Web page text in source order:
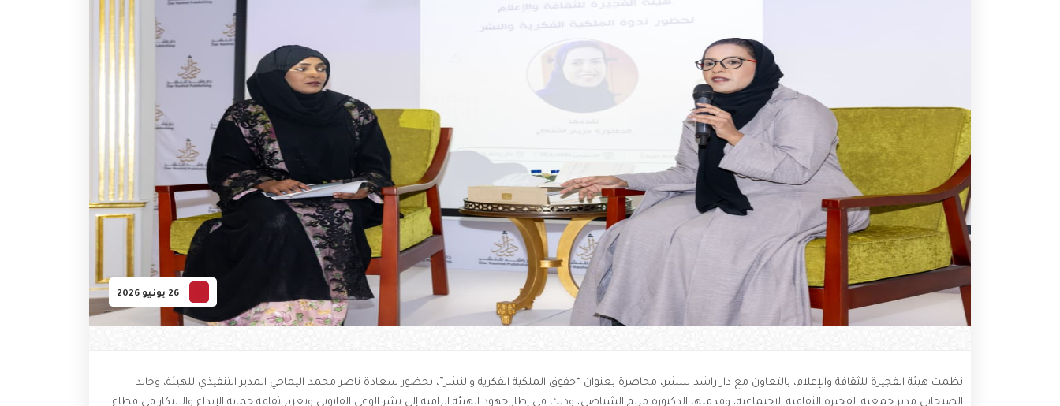
نظمت هيئة الفجيرة للثقافة والإعلام، بالتعاون مع دار راشد للنشر، محاضرة بعنوان “حقوق الملكية الفكرية والنشر”، بحضور سعادة ناصر محمد اليماحي المدير التنفيذي للهيئة، وخالد
الضنحاني مدير جمعية الفجيرة الثقافية الاجتماعية، وقدمتها الدكتورة مريم الشناصي، وذلك في إطار جهود الهيئة الرامية إلى نشر الوعي القانوني وتعزيز ثقافة حماية الإبداع والابتكار في قطاع